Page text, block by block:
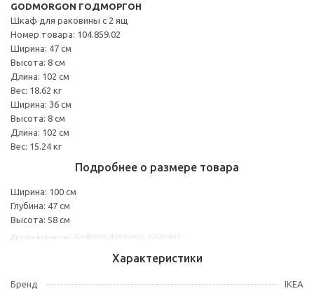
GODMORGON ГОДМОРГОН
Шкаф для раковины с 2 ящ
Номер товара: 104.859.02
Ширина: 47 см
Высота: 8 см
Длина: 102 см
Вес: 18.62 кг
Ширина: 36 см
Высота: 8 см
Длина: 102 см
Вес: 15.24 кг
Подробнее о размере товара
Ширина: 100 см
Глубина: 47 см
Высота: 58 см
Характеристики
Бренд IKEA